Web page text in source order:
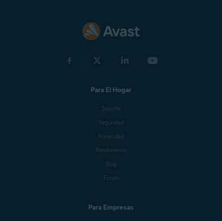
Para El Hogar
Soporte
Seguridad
Privacidad
Rendimiento
Blog
Forum
Para Empresas